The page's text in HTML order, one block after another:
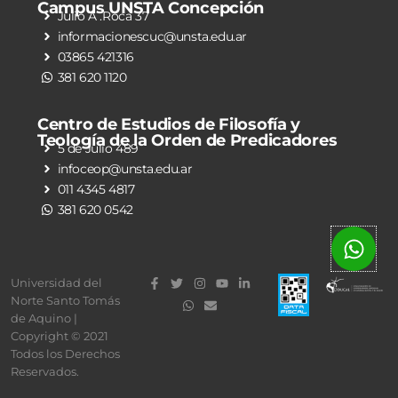
Campus UNSTA Concepción
Julio A .Roca 37
informacionescuc@unsta.edu.ar
03865 421316
381 620 1120
Centro de Estudios de Filosofía y
Teología de la Orden de Predicadores
5 de Julio 489
infoceop@unsta.edu.ar
011 4345 4817
381 620 0542
Universidad del
Norte Santo Tomás
de Aquino |
Copyright © 2021
Todos los Derechos
Reservados.